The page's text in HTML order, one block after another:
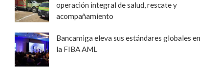
operación integral de salud, rescate y
acompañamiento
Bancamiga eleva sus estándares globales en
la FIBA AML